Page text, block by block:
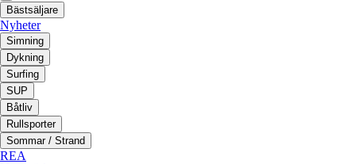
Bästsäljare
Nyheter
Simning
Dykning
Surfing
SUP
Båtliv
Rullsporter
Sommar / Strand
REA